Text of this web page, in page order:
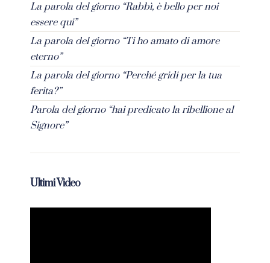
La parola del giorno “Rabbì, è bello per noi
essere qui”
La parola del giorno “Ti ho amato di amore
eterno”
La parola del giorno “Perché gridi per la tua
ferita?”
Parola del giorno “hai predicato la ribellione al
Signore”
Ultimi Video